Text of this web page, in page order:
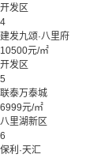
开发区
4
建发九颂·八里府
10500元/㎡
开发区
5
联泰万泰城
6999元/㎡
八里湖新区
6
保利·天汇